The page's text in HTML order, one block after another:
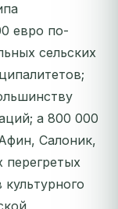
евро по-
сельских
а 800 000
Салоник,
перегретых